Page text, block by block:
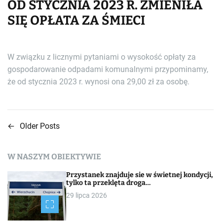
OD STYCZNIA 2023 R. ZMIENIŁA
SIĘ OPŁATA ZA ŚMIECI
W związku z licznymi pytaniami o wysokość opłaty za
gospodarowanie odpadami komunalnymi przypominamy,
że od stycznia 2023 r. wynosi ona 29,00 zł za osobę.
N
i
g
← Older Posts
W NASZYM OBIEKTYWIE
Przystanek znajduje sie w świetnej kondycji,
tylko ta przeklęta droga…
29 lipca 2026